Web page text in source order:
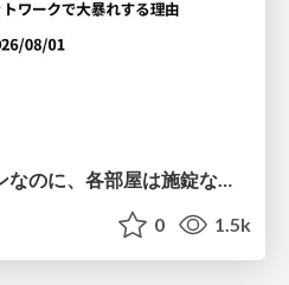
オートロックマンションなのに、各部屋は施錠なし！？ 攻撃者が組織内ネットワークで大暴れする理由 / The Front Door Is Locked, but the Rooms Are Wide Open: Why Attackers Move Freely Inside Enterprise Networks
0 1.5k